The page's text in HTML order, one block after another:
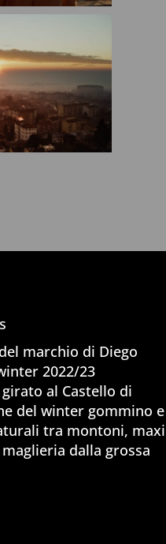
marchio di Diego
2022/23
al Castello di
del winter gommino e
tra montoni, maxi
dalla grossa